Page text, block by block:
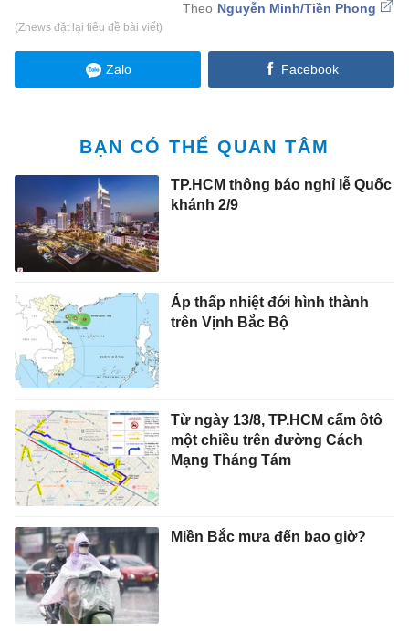
Nguyễn Minh/Tiền Phong
(Znews đặt lại tiêu đề bài viết)
Zalo Facebook
BẠN CÓ THỂ QUAN TÂM
TP.HCM thông báo nghỉ lễ Quốc
khánh 2/9
Áp thấp nhiệt đới hình thành
trên Vịnh Bắc Bộ
Từ ngày 13/8, TP.HCM cấm ôtô
một chiều trên đường Cách
Mạng Tháng Tám
Miền Bắc mưa đến bao giờ?